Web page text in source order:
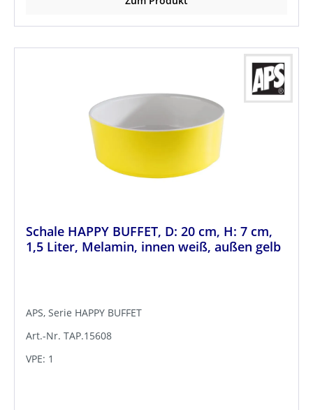
Schale HAPPY BUFFET, D: 20 cm, H: 7 cm,
1,5 Liter, Melamin, innen weiß, außen gelb
APS, Serie HAPPY BUFFET
Art.-Nr. TAP.15608
VPE: 1